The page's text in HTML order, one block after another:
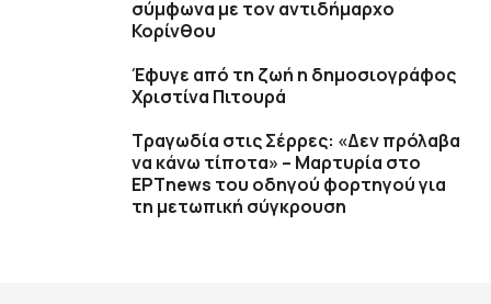
σύμφωνα με τον αντιδήμαρχο
Κορίνθου
Έφυγε από τη ζωή η δημοσιογράφος
Χριστίνα Πιτουρά
Τραγωδία στις Σέρρες: «Δεν πρόλαβα
να κάνω τίποτα» – Μαρτυρία στο
ΕΡΤnews του οδηγού φορτηγού για
τη μετωπική σύγκρουση